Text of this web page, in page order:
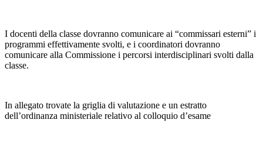
I docenti della classe dovranno comunicare ai “commissari esterni” i
programmi effettivamente svolti, e i coordinatori dovranno
comunicare alla Commissione i percorsi interdisciplinari svolti dalla
classe.
In allegato trovate la griglia di valutazione e un estratto
dell’ordinanza ministeriale relativo al colloquio d’esame